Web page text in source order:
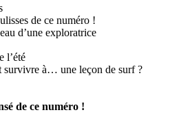
de ce numéro !
d’une exploratrice
l’été
survivre à… une leçon de surf ?
de ce numéro !